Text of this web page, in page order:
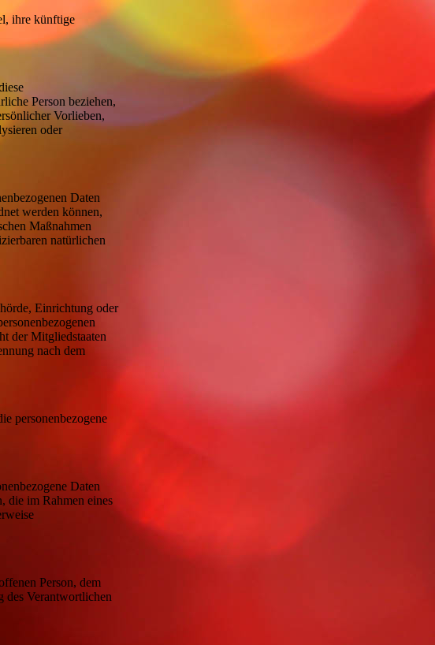
ihre künftige
Person beziehen,
Vorlieben,
oder
Daten
werden können,
Maßnahmen
natürlichen
Einrichtung oder
der Mitgliedstaaten
nach dem
personenbezogene
Daten
die im Rahmen eines
Person, dem
des Verantwortlichen